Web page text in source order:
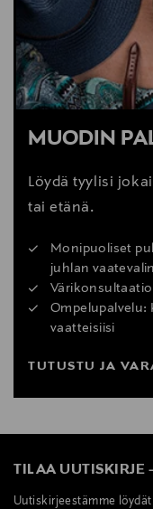
MUODIN
Löydä tyylisi
tai etänä.
Monipuoliset
juhlan
Ompelupalvelu:
vaatteisiisi
TUTUSTU JA
TILAA UUTISKIRJE
Uutiskirjeestämme